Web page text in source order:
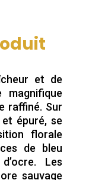
et de
raffiné. Sur
épuré, se
florale
de bleu
Les
sauvage